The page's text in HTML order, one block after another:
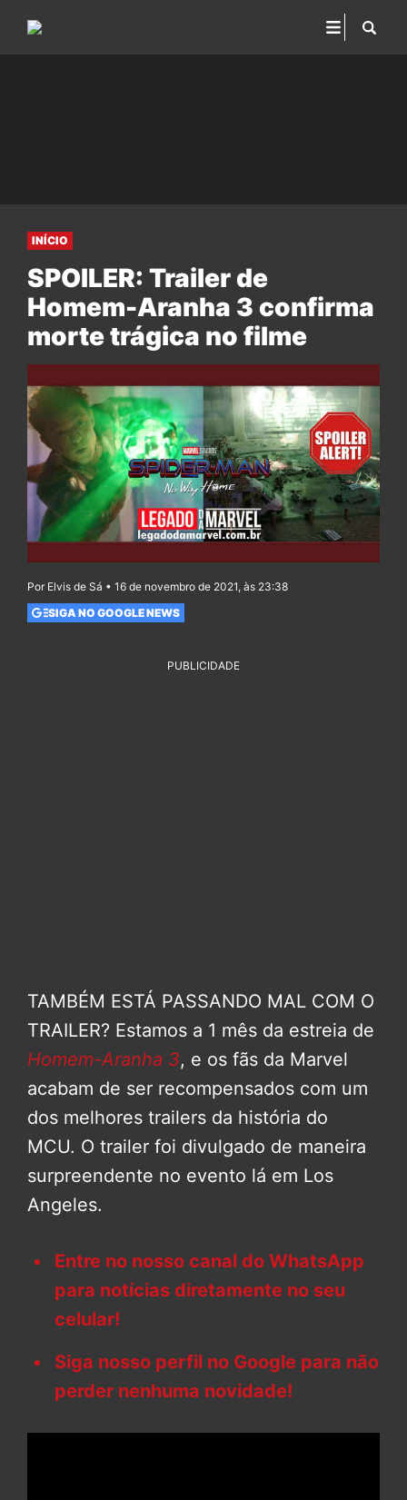
INÍCIO
SPOILER: Trailer de
Homem-Aranha 3 confirma
morte trágica no filme
Por Elvis de Sá • 16 de novembro de 2021, às 23:38
SIGA NO GOOGLE NEWS
PUBLICIDADE
TAMBÉM ESTÁ PASSANDO MAL COM O
TRAILER? Estamos a 1 mês da estreia de
Homem-Aranha 3, e os fãs da Marvel
acabam de ser recompensados com um
dos melhores trailers da história do
MCU. O trailer foi divulgado de maneira
surpreendente no evento lá em Los
Angeles.
Entre no nosso canal do WhatsApp
para notícias diretamente no seu
celular!
Siga nosso perfil no Google para não
perder nenhuma novidade!